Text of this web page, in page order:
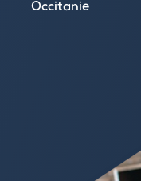
Occitanie